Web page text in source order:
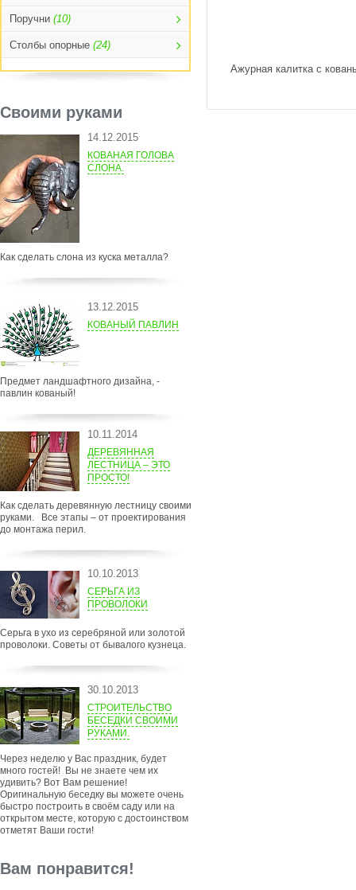
Поручни (10)
Столбы опорные (24)
Своими руками
14.12.2015
КОВАНАЯ ГОЛОВА
СЛОНА.
Как сделать слона из куска металла?
13.12.2015
КОВАНЫЙ ПАВЛИН
Предмет ландшафтного дизайна, -
павлин кованый!
10.11.2014
ДЕРЕВЯННАЯ
ЛЕСТНИЦА – ЭТО
ПРОСТО!
Как сделать деревянную лестницу своими
руками. Все этапы – от проектирования
до монтажа перил.
10.10.2013
СЕРЬГА ИЗ
ПРОВОЛОКИ
Серьга в ухо из серебряной или золотой
проволоки. Советы от бывалого кузнеца.
30.10.2013
СТРОИТЕЛЬСТВО
БЕСЕДКИ СВОИМИ
РУКАМИ.
Через неделю у Вас праздник, будет
много гостей! Вы не знаете чем их
удивить? Вот Вам решение!
Оригинальную беседку вы можете очень
быстро построить в своём саду или на
открытом месте, которую с достоинством
отметят Ваши гости!
Вам понравится!
Ажурная калитка с